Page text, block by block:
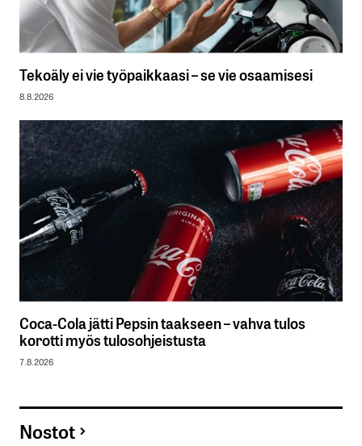
Tekoäly ei vie työpaikkaasi – se vie osaamisesi
8.8.2026
Coca-Cola jätti Pepsin taakseen – vahva tulos
korotti myös tulosohjeistusta
7.8.2026
Nostot